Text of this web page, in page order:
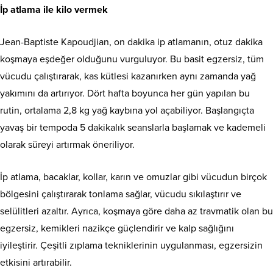
İp atlama ile kilo vermek
Jean-Baptiste Kapoudjian, on dakika ip atlamanın, otuz dakika
koşmaya eşdeğer olduğunu vurguluyor. Bu basit egzersiz, tüm
vücudu çalıştırarak, kas kütlesi kazanırken aynı zamanda yağ
yakımını da artırıyor. Dört hafta boyunca her gün yapılan bu
rutin, ortalama 2,8 kg yağ kaybına yol açabiliyor. Başlangıçta
yavaş bir tempoda 5 dakikalık seanslarla başlamak ve kademeli
olarak süreyi artırmak öneriliyor.
İp atlama, bacaklar, kollar, karın ve omuzlar gibi vücudun birçok
bölgesini çalıştırarak tonlama sağlar, vücudu sıkılaştırır ve
selülitleri azaltır. Ayrıca, koşmaya göre daha az travmatik olan bu
egzersiz, kemikleri nazikçe güçlendirir ve kalp sağlığını
iyileştirir. Çeşitli zıplama tekniklerinin uygulanması, egzersizin
etkisini artırabilir.